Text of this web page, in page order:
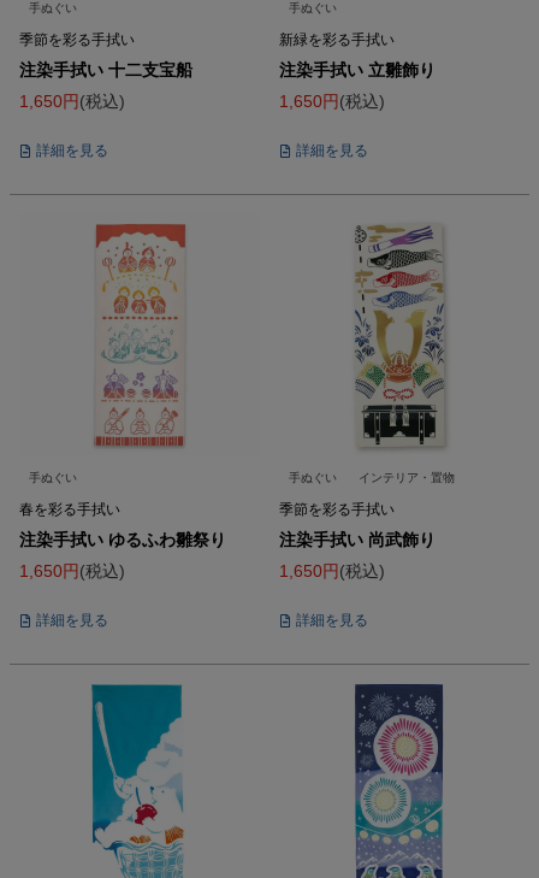
手ぬぐい
季節を彩る手拭い
注染手拭い 十二支宝船
1,650
税込
詳細を見る
手ぬぐい
新緑を彩る手拭い
注染手拭い 立雛飾り
1,650
税込
詳細を見る
手ぬぐい
春を彩る手拭い
注染手拭い ゆるふわ雛祭り
1,650
税込
詳細を見る
手ぬぐい インテリア・置物
季節を彩る手拭い
注染手拭い 尚武飾り
1,650
税込
詳細を見る